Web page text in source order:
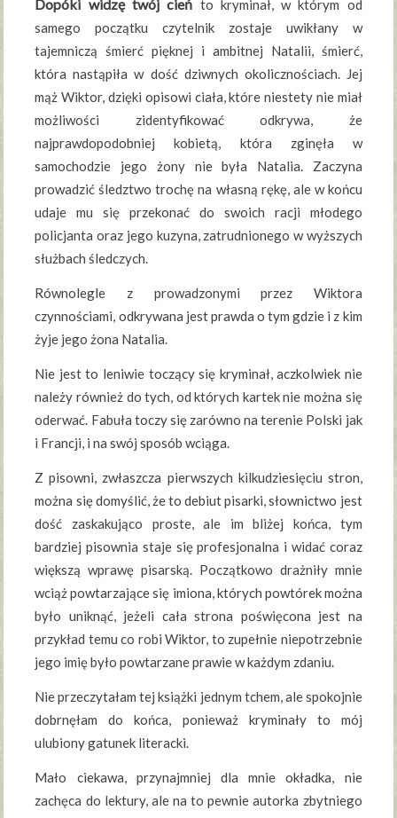
Dopóki widzę twój cień to kryminał, w którym od
samego początku czytelnik zostaje uwikłany w
tajemniczą śmierć pięknej i ambitnej Natalii, śmierć,
która nastąpiła w dość dziwnych okolicznościach. Jej
mąż Wiktor, dzięki opisowi ciała, które niestety nie miał
możliwości zidentyfikować odkrywa, że
najprawdopodobniej kobietą, która zginęła w
samochodzie jego żony nie była Natalia. Zaczyna
prowadzić śledztwo trochę na własną rękę, ale w końcu
udaje mu się przekonać do swoich racji młodego
policjanta oraz jego kuzyna, zatrudnionego w wyższych
służbach śledczych.
Równolegle z prowadzonymi przez Wiktora
czynnościami, odkrywana jest prawda o tym gdzie i z kim
żyje jego żona Natalia.
Nie jest to leniwie toczący się kryminał, aczkolwiek nie
należy również do tych, od których kartek nie można się
oderwać. Fabuła toczy się zarówno na terenie Polski jak
i Francji, i na swój sposób wciąga.
Z pisowni, zwłaszcza pierwszych kilkudziesięciu stron,
można się domyślić, że to debiut pisarki, słownictwo jest
dość zaskakująco proste, ale im bliżej końca, tym
bardziej pisownia staje się profesjonalna i widać coraz
większą wprawę pisarską. Początkowo drażniły mnie
wciąż powtarzające się imiona, których powtórek można
było uniknąć, jeżeli cała strona poświęcona jest na
przykład temu co robi Wiktor, to zupełnie niepotrzebnie
jego imię było powtarzane prawie w każdym zdaniu.
Nie przeczytałam tej książki jednym tchem, ale spokojnie
dobrnęłam do końca, ponieważ kryminały to mój
ulubiony gatunek literacki.
Mało ciekawa, przynajmniej dla mnie okładka, nie
zachęca do lektury, ale na to pewnie autorka zbytniego